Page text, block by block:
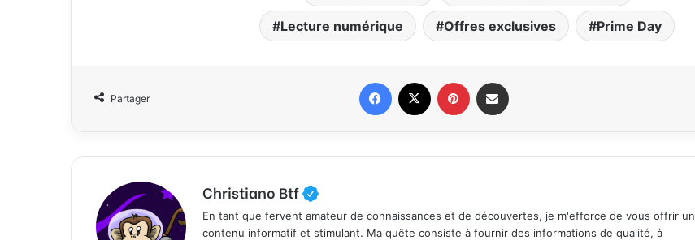
Lecture numérique Offres exclusives Prime Day
Partager
Christiano Btf
En tant que fervent amateur de connaissances et de découvertes, je m'efforce de vous offrir un
contenu informatif et stimulant. Ma quête consiste à fournir des informations de qualité, à